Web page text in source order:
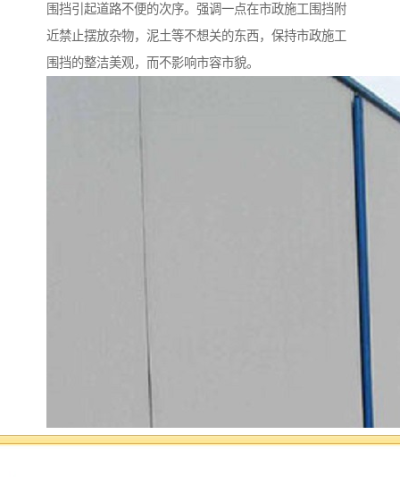
围挡引起道路不便的次序。强调一点在市政施工围挡附
近禁止摆放杂物，泥土等不想关的东西，保持市政施工
围挡的整洁美观，而不影响市容市貌。